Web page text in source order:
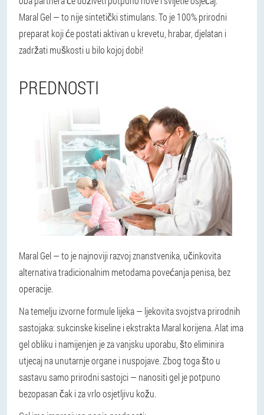
Maral Gel — to nije sintetički stimulans. To je 100% prirodni
preparat koji će postati aktivan u krevetu, hrabar, djelatan i
zadržati muškosti u bilo kojoj dobi!
PREDNOSTI
Maral Gel — to je najnoviji razvoj znanstvenika, učinkovita
alternativa tradicionalnim metodama povećanja penisa, bez
operacije.
Na temelju izvorne formule lijeka — ljekovita svojstva prirodnih
sastojaka: sukcinske kiseline i ekstrakta Maral korijena. Alat ima
gel obliku i namijenjen je za vanjsku uporabu, što eliminira
utjecaj na unutarnje organe i nuspojave. Zbog toga što u
sastavu samo prirodni sastojci — nanositi gel je potpuno
bezopasan čak i za vrlo osjetljivu kožu.